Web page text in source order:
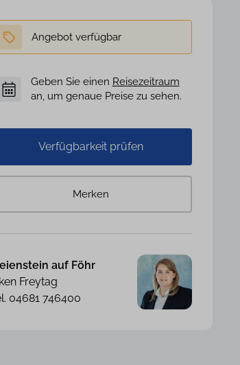
Geben Sie einen Reisezeitraum
an, um genaue Preise zu sehen.
Verfügbarkeit prüfen
Merken
auf Föhr
Freytag
04681 746400